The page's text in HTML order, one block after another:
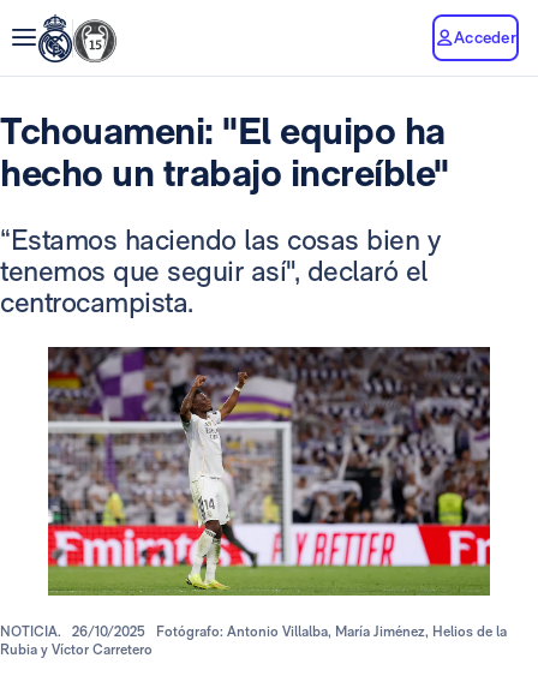
Acceder
Tchouameni: "El equipo ha
hecho un trabajo increíble"
“Estamos haciendo las cosas bien y
tenemos que seguir así", declaró el
centrocampista.
NOTICIA. 26/10/2025
Fotógrafo: Antonio Villalba, María Jiménez, Helios de la
Rubia y Víctor Carretero